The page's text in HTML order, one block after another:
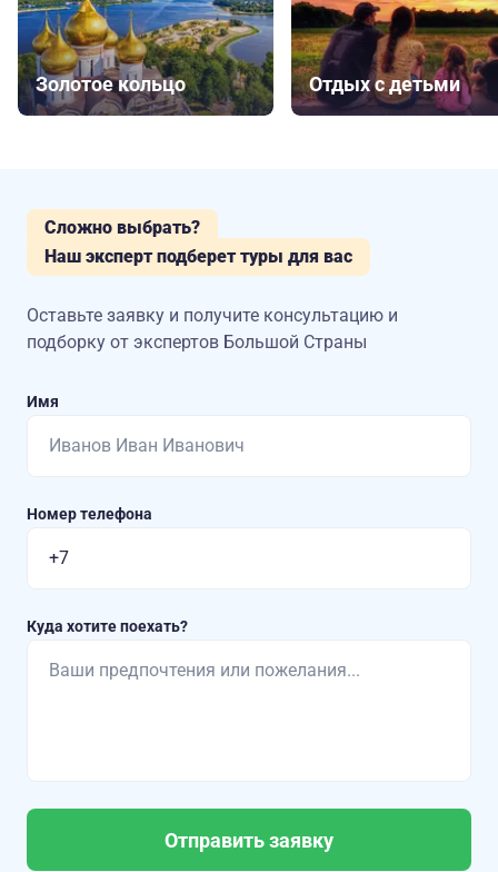
Золотое кольцо Отдых с детьми
Сложно выбрать?
Наш эксперт подберет туры для вас
Оставьте заявку и получите консультацию и
подборку от экспертов Большой Страны
Имя
Номер телефона
Куда хотите поехать?
Отправить заявку